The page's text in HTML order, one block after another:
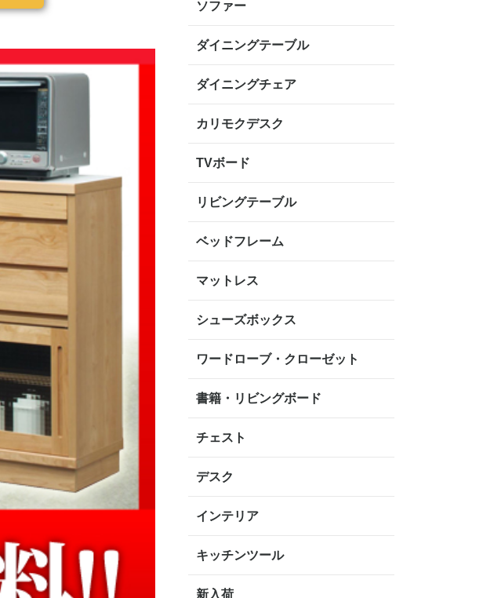
ソファー
ダイニングテーブル
ダイニングチェア
カリモクデスク
TVボード
リビングテーブル
ベッドフレーム
マットレス
シューズボックス
ワードローブ・クローゼット
書籍・リビングボード
チェスト
デスク
インテリア
キッチンツール
新入荷